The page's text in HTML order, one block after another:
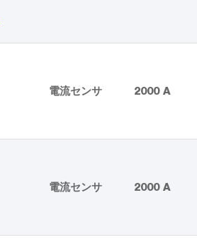
電流センサ 2000 A
電流センサ 2000 A